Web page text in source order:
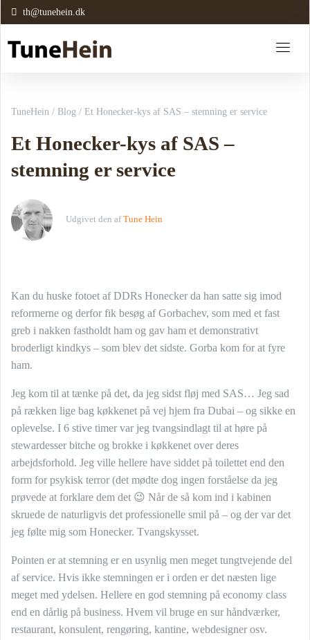
th@tunehein.dk
TuneHein / Blog / Et Honecker-kys af SAS – stemning er service
Et Honecker-kys af SAS –
stemning er service
Udgivet den af Tune Hein
Kan du huske fotoet af DDRs Honecker da han satte sig imod
reformerne og derfor fik besøg af Gorbachev, som med et fast
greb i nakken fastholdt ham og gav ham et demonstrativt
broderligt kindkys – som blev det sidste. Gorba kom for at fyre
ham.
Jeg kom til at tænke på det, da jeg sidst fløj med SAS… Jeg sad
på rækken lige bag køkkenet på vej hjem fra Dubai – og sikke en
oplevelse. I 6 stive timer var jeg tvangsindlagt til at høre på
stewardesser bitche og brokke i køkkenet over deres
arbejdsforhold. Jeg ville hellere have siddet på toilettet end den
form for psykisk terror (det mødte dog ingen forståelse da jeg
prøvede at forklare dem det 😉 Når de så kom ind i kabinen
skruede de naturligvis det professionelle smil på – og der var det
jeg følte mig som Honecker. Tvangskysset.
Pointen er at stemning er en usynlig men meget tungtvejende del
af service. Hvis ikke stemningen er i orden er det næsten lige
meget med ydelsen. Hellere en god stemning på economy class
end en dårlig på business. Hvem vil bruge en sur håndværker,
restaurant, konsulent, rengøring, kantine, webdesigner osv.